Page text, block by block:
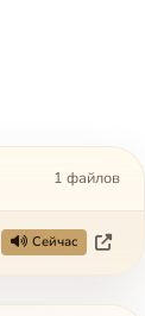
1 файлов
Сейчас